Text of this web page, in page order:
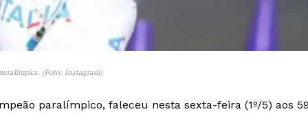
Transparência Editorial
Termos de Serviços
(Foto: Instagram)
paralímpico, faleceu nesta sexta-feira (1º/5) aos